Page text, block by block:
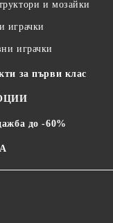
и мозайки
играчки
играчки
за първи клас
до -60%